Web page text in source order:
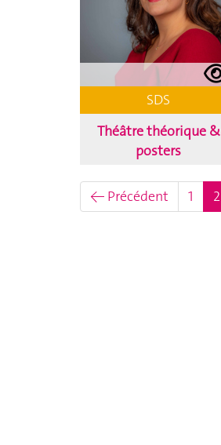
SDS
Théâtre théorique &
posters
← Précédent 1 2